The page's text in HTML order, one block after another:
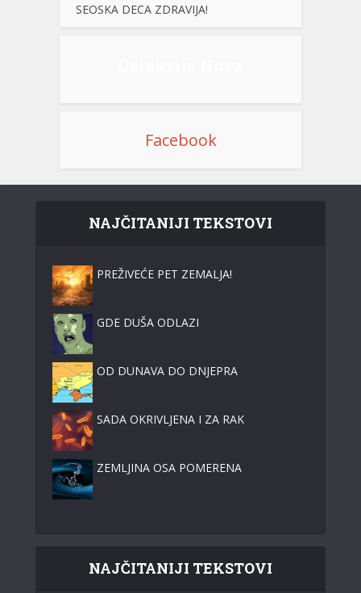
SEOSKA DECA ZDRAVIJA!
Facebook
NAJČITANIJI TEKSTOVI
PREŽIVEĆE PET ZEMALJA!
GDE DUŠA ODLAZI
OD DUNAVA DO DNJEPRA
SADA OKRIVLJENA I ZA RAK
ZEMLJINA OSA POMERENA
NAJČITANIJI TEKSTOVI